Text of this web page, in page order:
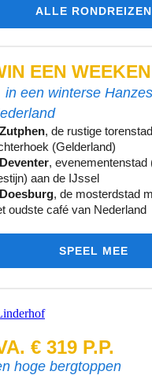
ALLE RONDREIZEN
EEN
in een winterse
Zutphen, de rustige
(Gelderland)
Deventer, evenementenstad
aan de IJssel
Doesburg, de mosterdstad
oudste café van Nederland
SPEEL MEE
€ 319 P.P.
hoge bergtoppen